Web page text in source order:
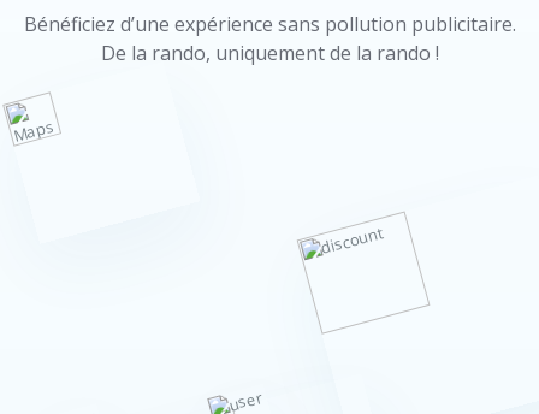
Bénéficiez d’une expérience sans pollution publicitaire.
De la rando, uniquement de la rando !